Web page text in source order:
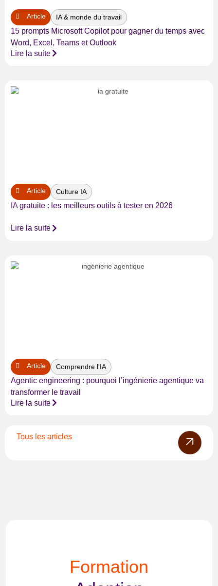
Article IA & monde du travail
15 prompts Microsoft Copilot pour gagner du temps avec
Word, Excel, Teams et Outlook
Lire la suite
Article Culture IA
IA gratuite : les meilleurs outils à tester en 2026
Lire la suite
Article Comprendre l'IA
Agentic engineering : pourquoi l’ingénierie agentique va
transformer le travail
Lire la suite
Tous les articles
Formation